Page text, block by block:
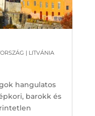
| LITVÁNIA
hangulatos
barokk és